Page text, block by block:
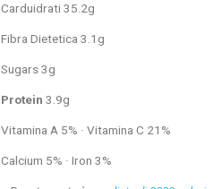
Carduidrati 35.2g
Fibra Dietetica 3.1g
Sugars 3g
Protein 3.9g
Vitamina A 5% · Vitamina C 21%
Calcium 5% · Iron 3%